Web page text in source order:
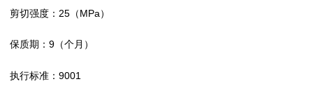
剪切强度：25（MPa）
保质期：9（个月）
执行标准：9001